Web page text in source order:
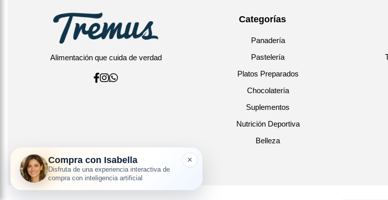
Alimentación que cuida de verdad
Categorías
Panadería
Pastelería
Platos Preparados
Chocolatería
Suplementos
Nutrición Deportiva
Belleza